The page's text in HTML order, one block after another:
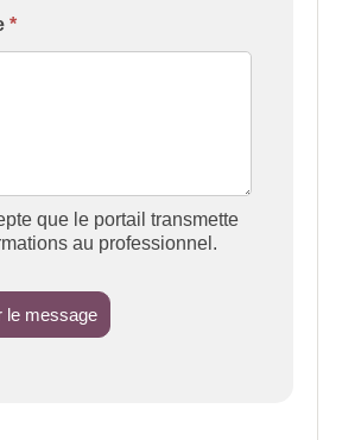
*
que le portail transmette
au professionnel.
le message